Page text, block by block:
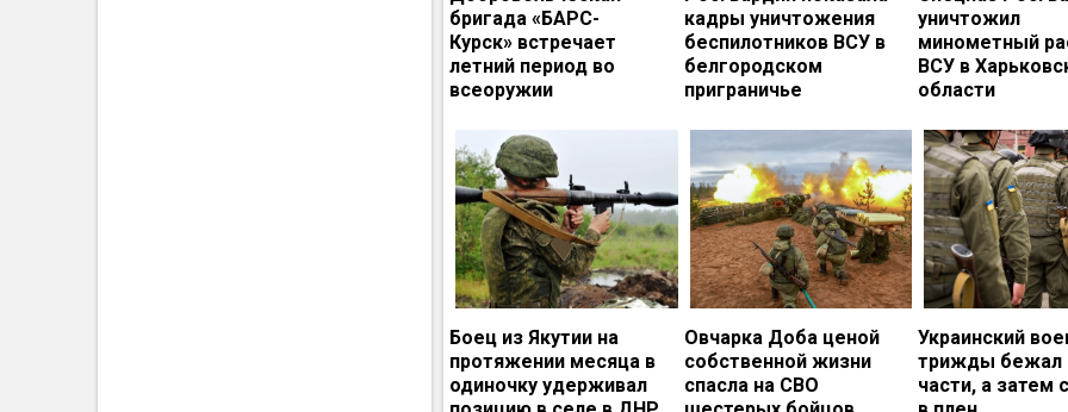
бригада «БАРС-
Курск» встречает
летний период во
всеоружии
кадры уничтожения
беспилотников ВСУ в
белгородском
приграничье
уничтожил
минометный
ВСУ в
области
Боец из Якутии на
протяжении месяца в
одиночку удерживал
Овчарка Доба ценой
собственной жизни
спасла на СВО
Украинский
трижды бежал
части, а затем